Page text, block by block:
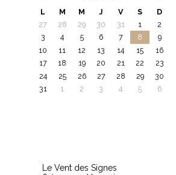
L
M M J V S
D
27
28 29 30 31 1
2
3
4 5 6 7 8
9
10
11 12 13 14 15
16
17
18 19 20 21 22
23
24
25 26 27 28 29
30
31
1 2 3 4 5 6
Le Vent des Signes